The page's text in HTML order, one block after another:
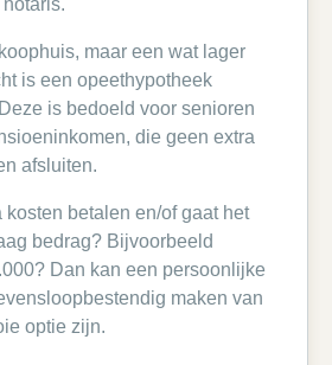
maar een wat lager
is een opeethypotheek
is bedoeld voor senioren
die geen extra
afsluiten.
kosten betalen en/of gaat het
bedrag? Bijvoorbeeld
Dan kan een persoonlijke
maken van
optie zijn.